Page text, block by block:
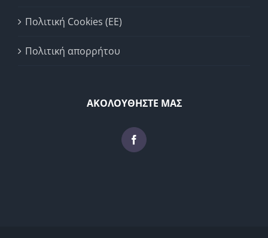
Πολιτική Cookies (ΕΕ)
Πολιτική απορρήτου
ΑΚΟΛΟΥΘΗΣΤΕ ΜΑΣ